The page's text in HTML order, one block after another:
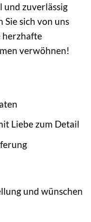
und zuverlässig
Sie sich von uns
herzhafte
verwöhnen!
Liebe zum Detail
und wünschen